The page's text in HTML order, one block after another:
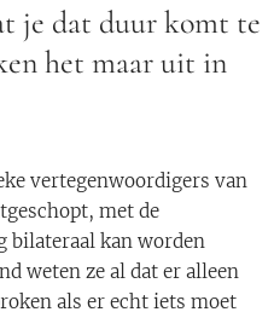
je dat duur komt te
het maar uit in
vertegenwoordigers van
met de
bilateraal kan worden
weten ze al dat er alleen
als er echt iets moet